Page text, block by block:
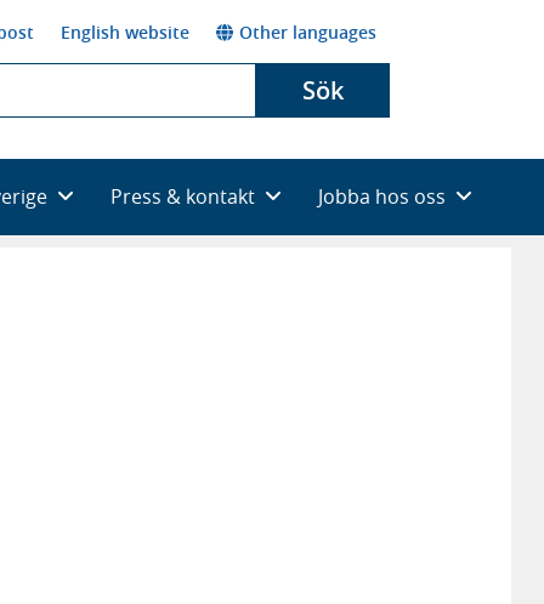
English website Other languages
Sök
Press & kontakt Jobba hos oss